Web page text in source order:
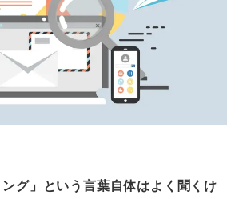
ング」という言葉自体はよく聞くけ